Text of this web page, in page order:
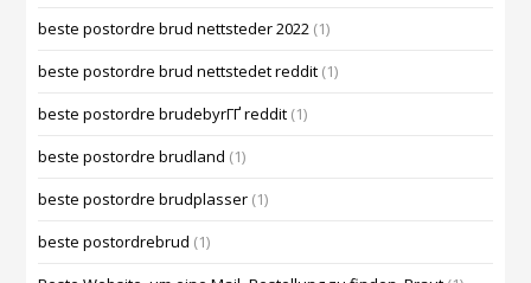
beste postordre brud nettsteder 2022 (1)
beste postordre brud nettstedet reddit (1)
beste postordre brudebyrГҐ reddit (1)
beste postordre brudland (1)
beste postordre brudplasser (1)
beste postordrebrud (1)